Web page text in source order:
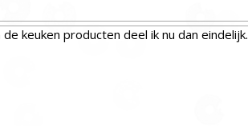
keuken producten deel ik nu dan eindelijk.